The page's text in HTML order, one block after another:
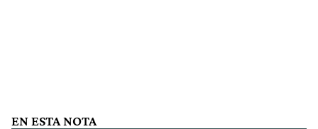
EN ESTA NOTA